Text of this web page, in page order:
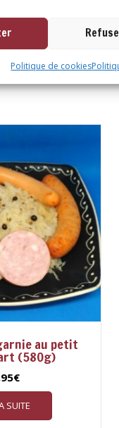
Politique de cookies
au petit
(580g)
€
SUITE